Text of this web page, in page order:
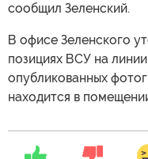
сообщил Зеленский.
В офисе Зеленского
позициях ВСУ на
опубликованных
находится в